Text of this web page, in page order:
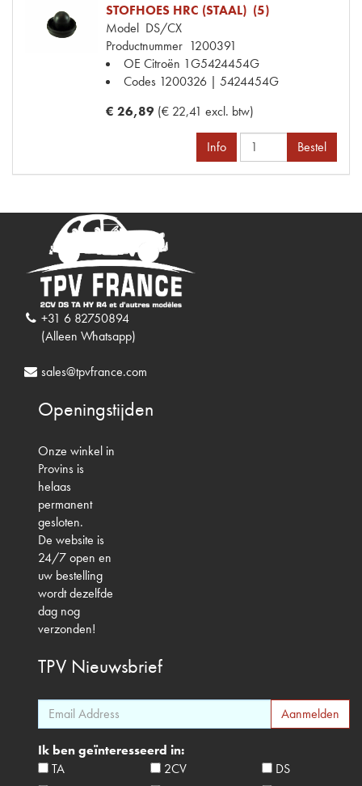
STOFHOES HRC (STAAL) (5)
Model DS/CX
Productnummer 1200391
OE Citroën 1G5424454G
Codes 1200326 | 5424454G
€ 26,89 (€ 22,41 excl. btw)
Info Bestel
+31 6 82750894
(Alleen Whatsapp)
sales@tpvfrance.com
Openingstijden
Onze winkel in
Provins is
helaas
permanent
gesloten.
De website is
24/7 open en
uw bestelling
wordt dezelfde
dag nog
verzonden!
TPV Nieuwsbrief
Ik ben geïnteresseerd in:
TA
2CV
DS